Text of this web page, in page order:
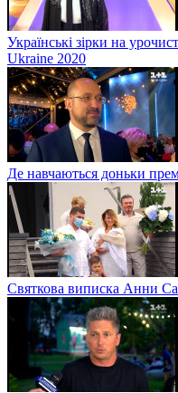
Українські зірки на
Ukraine 2020
Де навчаються доньки
Святкова виписка Анни